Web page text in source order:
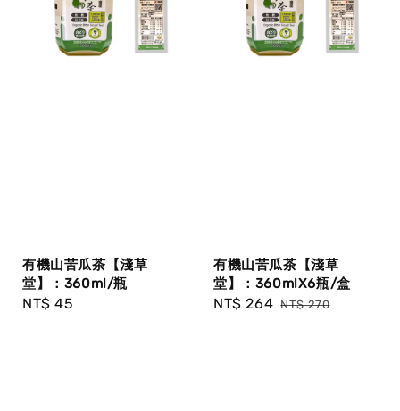
有機山苦瓜茶【淺草
堂】：360ml/瓶
Regular
NT$ 45
有機山苦瓜茶【淺草
堂】：360mlX6瓶/盒
Sale
NT$ 264 Regular
NT$ 270